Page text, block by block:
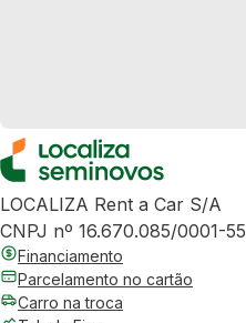
LOCALIZA Rent a Car S/A
CNPJ nº 16.670.085/0001-55
Financiamento
Parcelamento no cartão
Carro na troca